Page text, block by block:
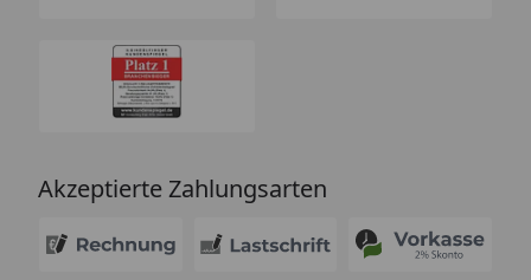
Akzeptierte Zahlungsarten